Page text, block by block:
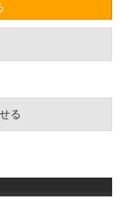
る